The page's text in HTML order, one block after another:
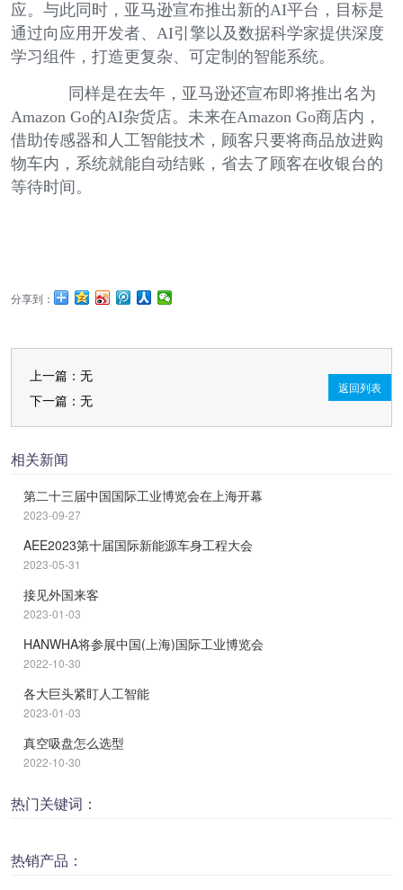
应。与此同时，亚马逊宣布推出新的AI平台，目标是
通过向应用开发者、AI引擎以及数据科学家提供深度
学习组件，打造更复杂、可定制的智能系统。
同样是在去年，亚马逊还宣布即将推出名为
Amazon Go的AI杂货店。未来在Amazon Go商店内，
借助传感器和人工智能技术，顾客只要将商品放进购
物车内，系统就能自动结账，省去了顾客在收银台的
等待时间。
分享到：
上一篇：无
下一篇：无
返回列表
相关新闻
第二十三届中国国际工业博览会在上海开幕
2023-09-27
AEE2023第十届国际新能源车身工程大会
2023-05-31
接见外国来客
2023-01-03
HANWHA将参展中国(上海)国际工业博览会
2022-10-30
各大巨头紧盯人工智能
2023-01-03
真空吸盘怎么选型
2022-10-30
热门关键词：
热销产品：